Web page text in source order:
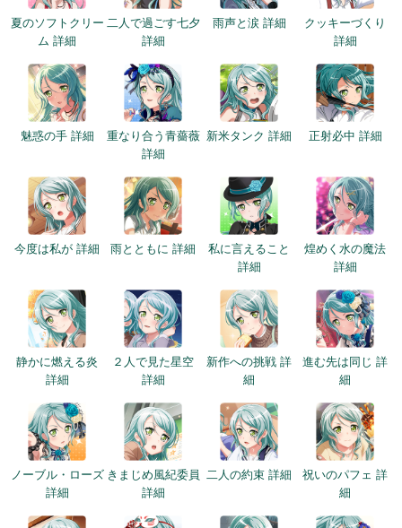
夏のソフトクリー
ム 詳細
二人で過ごす七夕
詳細
雨声と涙 詳細
クッキーづくり
詳細
魅惑の手 詳細
重なり合う青薔薇
詳細
新米タンク 詳細 正射必中 詳細
今度は私が 詳細 雨とともに 詳細
私に言えること
詳細
煌めく水の魔法
詳細
静かに燃える炎
詳細
２人で見た星空
詳細
新作への挑戦 詳
細
進む先は同じ 詳
細
ノーブル・ローズ
詳細
きまじめ風紀委員
詳細
二人の約束 詳細
祝いのパフェ 詳
細